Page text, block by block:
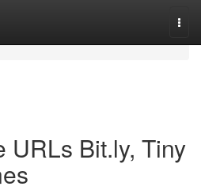
URLs Bit.ly, Tiny